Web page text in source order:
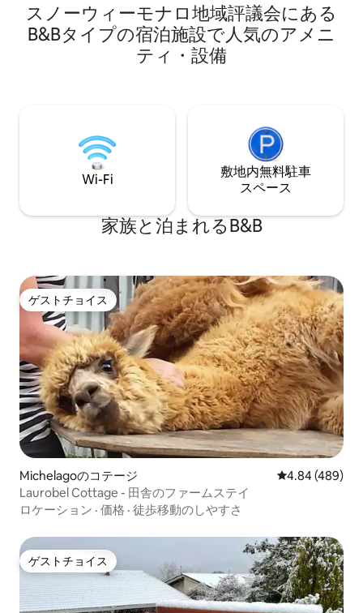
スノーウィーモナロ地域評議会にある
B&Bタイプの宿泊施設で人気のアメニ
ティ・設備
Wi-Fi
敷地内無料駐⁠車
ス⁠ペ⁠ー⁠ス
家族と泊まれるB&B
ゲストチョイス
ゲストチョイス
Michelagoのコテージ レビュー489
4.84 (489)
Laurobel Cottage - 田舎のファームステイ
ロケーション · 価格 · 徒歩移動のしやすさ
ゲストチョイス
ゲストチョイス